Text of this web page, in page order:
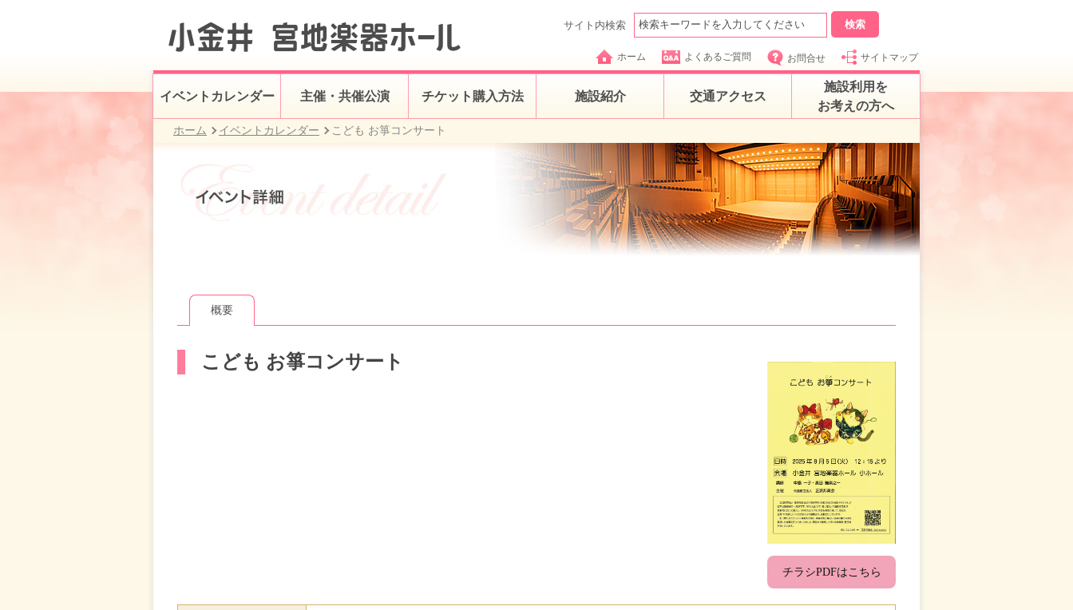
サイト内検索
ホーム よくあるご質問 お問合せ サイトマップ
イベントカレンダー 主催・共催公演 チケット購入方法 施設紹介 交通アクセス
施設利用を
お考えの方へ
ホーム イベントカレンダー こども お箏コンサート
概要
こども お箏コンサート
チラシPDFはこちら